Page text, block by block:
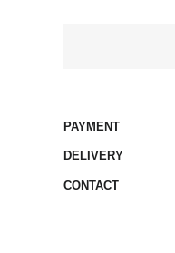
PAYMENT
DELIVERY
CONTACT